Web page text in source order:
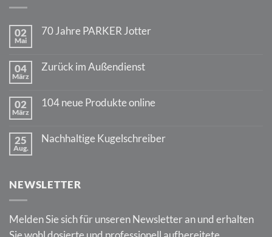
02
Mai
70 Jahre PARKER Jotter
70
04
März
Zurück im Außendienst
Zurück
02
März
104 neue Produkte online
104
25
Aug.
Nachhaltige Kugelschreiber
Kugelschreiber
NEWSLETTER
Melden Sie sich für unseren Newsletter an und erhalten